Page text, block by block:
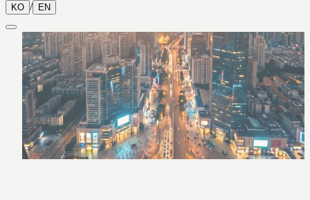
KO / EN